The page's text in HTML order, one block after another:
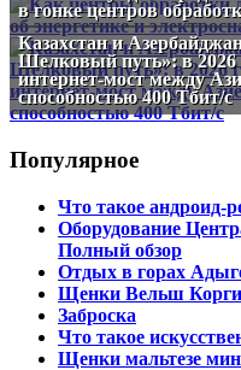
в гонке центров
Казахстан и
Шелковый путь»: в 2026
интернет-мост между
способностью 400 Тбит/с
Популярное
Что такое андроид-
Оборудование
Полный обзор
Отдых в горах
Щенки Вельш Корги
Заброска
Что такое
Щенки мальтезе